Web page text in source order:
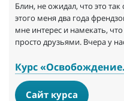
Блин, не ожидал, что это
этого меня два года
мне интерес и намекать,
просто друзьями. Вчера у
Курс
Сайт курса